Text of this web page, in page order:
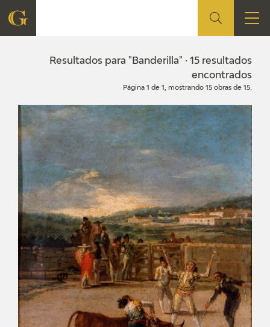
FUNDACIÓN
CENTRO DE INVESTIGACIÓN Y DOCUMENTACIÓN
ACCIÓN CORPORATIVA
CONTACTO
PROGRAMACIÓN
EXPOSICIONES
ACTIVIDADES
Resultados para "Banderilla" · 15 resultados
encontrados
Página 1 de 1, mostrando 15 obras de 15.